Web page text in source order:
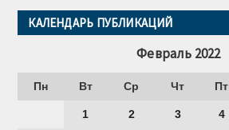
КАЛЕНДАРЬ ПУБЛИКАЦИЙ
Февраль 2022
Пн Вт Ср Чт Пт
1 2 3 4